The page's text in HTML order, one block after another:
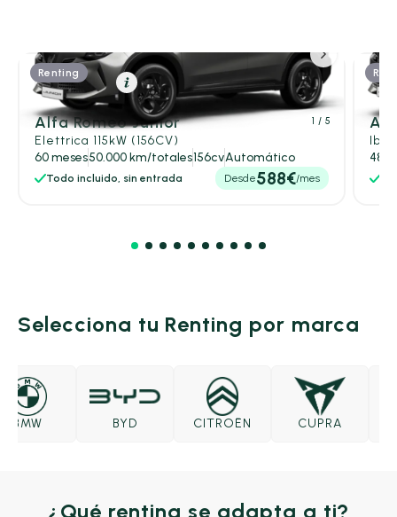
1 / 5
Renting
Eléctrico Resumen
Alfa Romeo Junior
Elettrica 115kW (156CV)
60 meses50.000 km/totales156cvAutomático
Todo incluido, sin entrada Desde588€/mes
48
Selecciona tu Renting por marca
BYD CITROËN CUPRA
¿Qué renting se adapta a ti?